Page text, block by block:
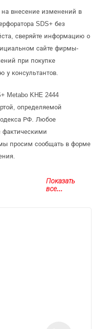
на внесение изменений в
SDS+ без
сверяйте информацию о
сайте фирмы-
при покупке
у консультантов.
Metabo KHE 2444
определяемой
РФ. Любое
фактическими
просим сообщать в форме
Показать
все...